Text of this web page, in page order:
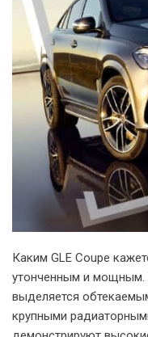
Каким GLE Coupe
утонченным и мощным.
выделяется
крупными